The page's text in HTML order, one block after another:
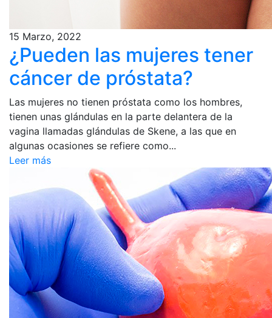
15 Marzo, 2022
¿Pueden las mujeres tener
cáncer de próstata?
Las mujeres no tienen próstata como los hombres,
tienen unas glándulas en la parte delantera de la
vagina llamadas glándulas de Skene, a las que en
algunas ocasiones se refiere como...
Leer más